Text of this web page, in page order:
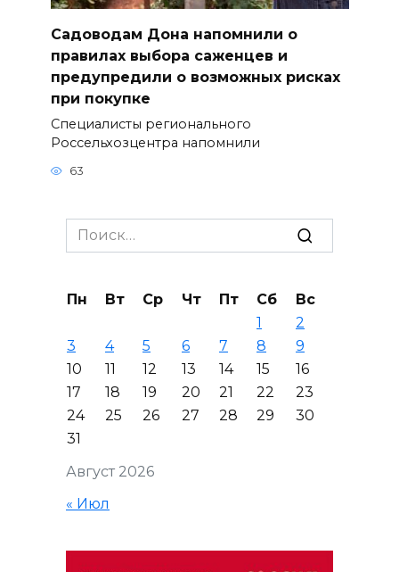
Садоводам Дона напомнили о
правилах выбора саженцев и
предупредили о возможных рисках
при покупке
Специалисты регионального
Россельхозцентра напомнили
63
Search
for:
Август 2026
Пн Вт Ср Чт Пт Сб
Вс
1
2
3
4 5 6 7 8
9
10
11 12 13 14 15
16
17
18 19 20 21 22
23
24
25 26 27 28 29
30
31
« Июл